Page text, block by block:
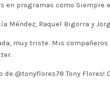
programas como Siempre
Méndez, Raquel Bigorra y
muy triste. Mis
@tonyflores78 Tony